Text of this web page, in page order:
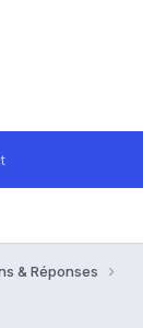
& Réponses